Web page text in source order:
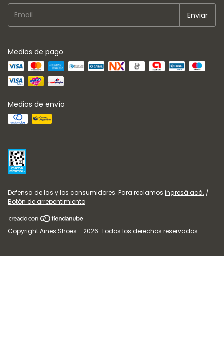
Medios de pago
Medios de envío
Defensa de las y los consumidores. Para reclamos ingresá acá. /
Botón de arrepentimiento
Copyright Aines Shoes - 2026. Todos los derechos reservados.